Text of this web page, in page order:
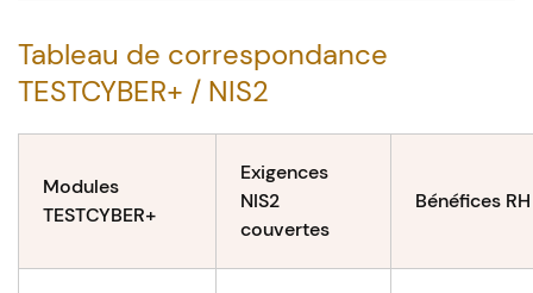
Tableau de correspondance
TESTCYBER+ / NIS2
Modules
TESTCYBER+
Exigences
NIS2
couvertes
Bénéfices RH